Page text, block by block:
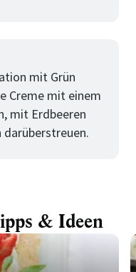
mit Grün
Creme mit einem
mit Erdbeeren
& Ideen